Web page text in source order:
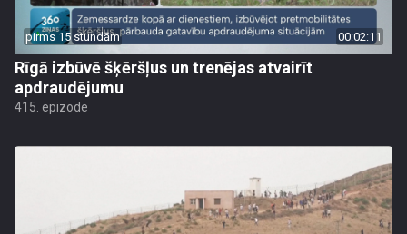
pirms 15 stundām 00:02:11
Rīgā izbūvē šķēršļus un trenējas atvairīt
apdraudējumu
415. epizode